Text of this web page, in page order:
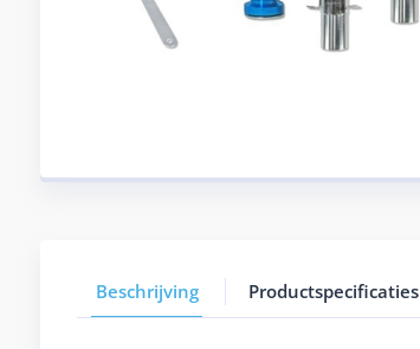
Beschrijving Productspecificaties